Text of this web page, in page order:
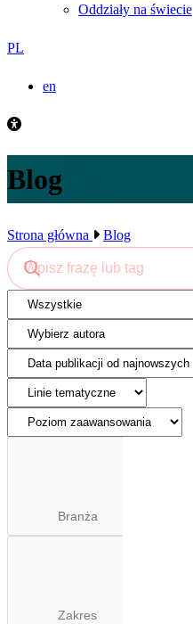
Oddziały na świecie
PL
en
Blog
Strona główna Blog